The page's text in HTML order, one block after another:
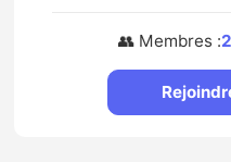
👥 Membres :